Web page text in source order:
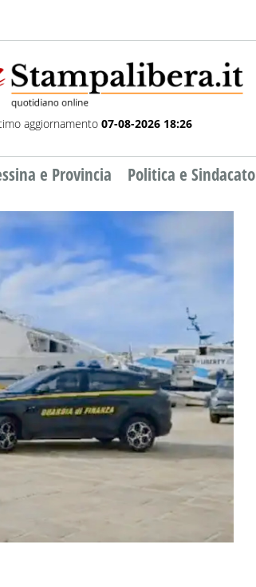
aggiornamento 07-08-2026 18:26
e Provincia Politica e Sindacato